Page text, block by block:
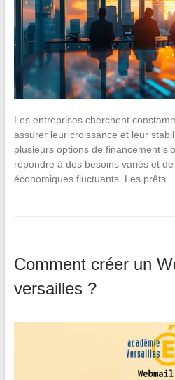
Les entreprises cherchent
assurer leur croissance et leur
plusieurs options de financement
répondre à des besoins variés et
économiques fluctuants. Les prêts…
Comment créer un
versailles ?